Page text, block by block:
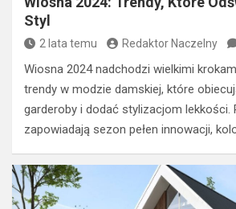
Styl
2 lata temu Redaktor Naczelny
Wiosna 2024 nadchodzi wielkimi
trendy w modzie damskiej, które
garderoby i dodać stylizacjom lekkości.
zapowiadają sezon pełen innowacji,